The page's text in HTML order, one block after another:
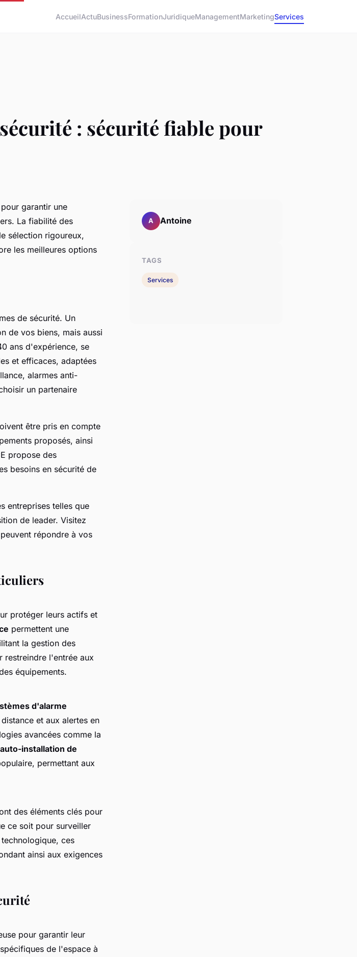
AccueilActuBusinessFormationJuridiqueManagementMarketingServices
: sécurité fiable pour
garantir une
La fiabilité des
sélection rigoureux,
les meilleures options
de sécurité. Un
de vos biens, mais aussi
ans d'expérience, se
et efficaces, adaptées
alarmes anti-
un partenaire
être pris en compte
proposés, ainsi
propose des
besoins en sécurité de
entreprises telles que
de leader. Visitez
répondre à vos
protéger leurs actifs et
permettent une
la gestion des
restreindre l'entrée aux
équipements.
d'alarme
et aux alertes en
avancées comme la
auto-installation de
permettant aux
des éléments clés pour
ce soit pour surveiller
ces
ainsi aux exigences
pour garantir leur
de l'espace à
A Antoine
TAGS
Services